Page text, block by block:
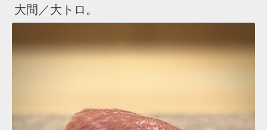
大間／大トロ。